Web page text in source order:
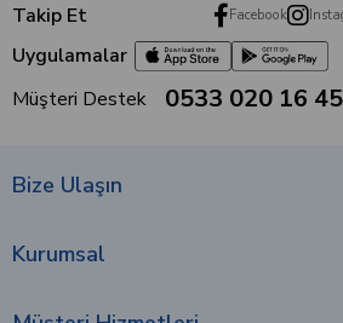
Takip Et
Uygulamalar
Müşteri Destek
0533 020 16 45
Bize Ulaşın
Kurumsal